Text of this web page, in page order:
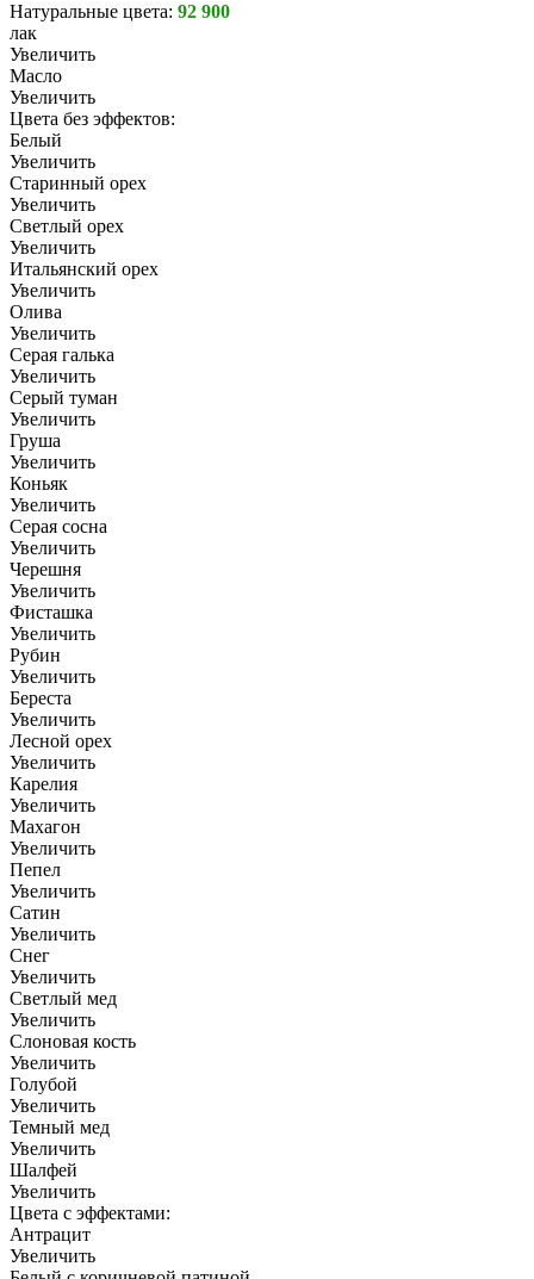
Натуральные цвета: 92 900
лак
Увеличить
Масло
Увеличить
Цвета без эффектов:
Белый
Увеличить
Старинный орех
Увеличить
Светлый орех
Увеличить
Итальянский орех
Увеличить
Олива
Увеличить
Серая галька
Увеличить
Серый туман
Увеличить
Груша
Увеличить
Коньяк
Увеличить
Серая сосна
Увеличить
Черешня
Увеличить
Фисташка
Увеличить
Рубин
Увеличить
Береста
Увеличить
Лесной орех
Увеличить
Карелия
Увеличить
Махагон
Увеличить
Пепел
Увеличить
Сатин
Увеличить
Снег
Увеличить
Светлый мед
Увеличить
Слоновая кость
Увеличить
Голубой
Увеличить
Темный мед
Увеличить
Шалфей
Увеличить
Цвета с эффектами:
Антрацит
Увеличить